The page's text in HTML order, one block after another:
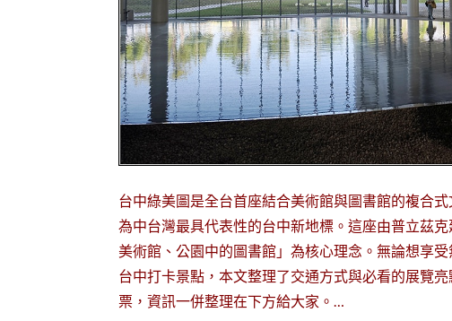
台中綠美圖是全台首座結合美術館與圖書館的複合
為中台灣最具代表性的台中新地標。這座由普立茲
美術館、公園中的圖書館」為核心理念。無論想享
台中打卡景點，本文整理了交通方式與必看的展覽
票，資訊一併整理在下方給大家。…